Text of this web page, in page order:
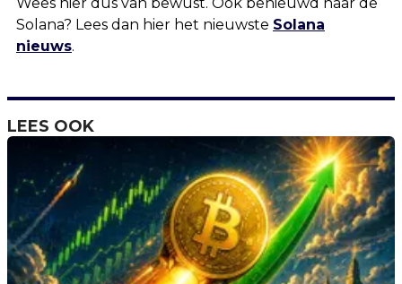
Solana? Lees dan hier het nieuwste Solana
nieuws.
LEES OOK